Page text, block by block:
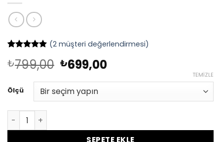
puanına
dayanarak
5puan aldı
(2müşteri değerlendirmesi)
₺799,00 Orijinal
fiyat:
₺799,00.
₺699,00Şu
fiyat:
₺699,00.
Ölçü
TEMIZLE
Önlük Uzun Hakim Yaka Doktor Hemşire Öğretmen
SEPETE EKLE